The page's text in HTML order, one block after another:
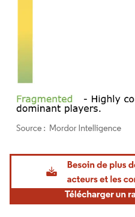
Image © Mordor Intelligence. La